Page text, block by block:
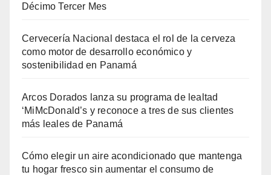
Décimo Tercer Mes
Cervecería Nacional destaca el rol de la cerveza
como motor de desarrollo económico y
sostenibilidad en Panamá
Arcos Dorados lanza su programa de lealtad
‘MiMcDonald’s y reconoce a tres de sus clientes
más leales de Panamá
Cómo elegir un aire acondicionado que mantenga
tu hogar fresco sin aumentar el consumo de